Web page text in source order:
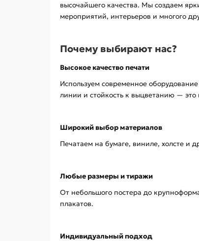
высочайшего качества. Мы создаем
мероприятий, интерьеров и многого
Почему выбирают нас?
Высокое качество печати
Используем современное
линии и стойкость к выцветанию — это
Широкий выбор материалов
Печатаем на бумаге, виниле, холсте и
Любые размеры и тиражи
От небольшого постера до
плакатов.
Индивидуальный подход